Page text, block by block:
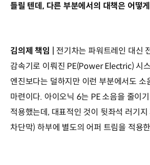
들릴 텐데, 다른 부분에서의 대책은 어떻
김의제 책임 | 전기차는 파워트레인 대신
감속기로 이뤄진 PE(Power Electric) 시
엔진보다는 덜하지만 이런 부분에서도 소
마련이다. 아이오닉 6는 PE 소음을 줄이
적용했는데, 대표적인 것이 뒷좌석 러기지
차단막) 하부에 별도의 어퍼 트림을 적용